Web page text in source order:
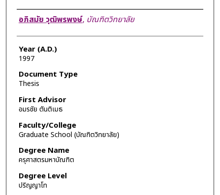
Author
อภิสมัย วุฒิพรพงษ์, บัณฑิตวิทยาลัย
Year (A.D.)
1997
Document Type
Thesis
First Advisor
อมรชัย ตันติเมธ
Faculty/College
Graduate School (บัณฑิตวิทยาลัย)
Degree Name
ครุศาสตรมหาบัณฑิต
Degree Level
ปริญญาโท